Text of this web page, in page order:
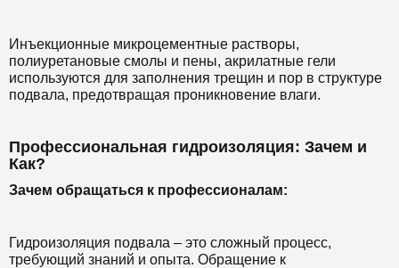
Инъекционные микроцементные растворы,
полиуретановые смолы и пены, акрилатные гели
используются для заполнения трещин и пор в структуре
подвала, предотвращая проникновение влаги.
Профессиональная гидроизоляция: Зачем и
Как?
Зачем обращаться к профессионалам:
Гидроизоляция подвала – это сложный процесс,
требующий знаний и опыта. Обращение к